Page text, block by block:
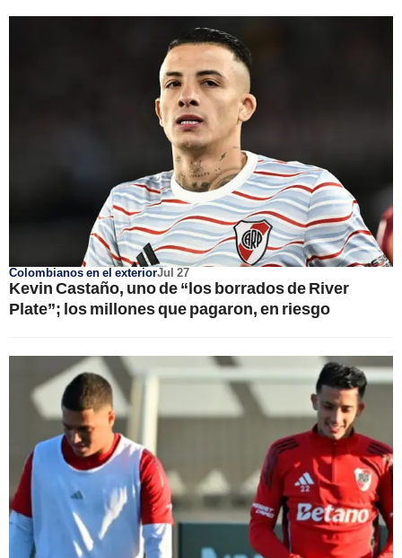
Colombianos en el exteriorJul 27
Kevin Castaño, uno de “los borrados de River
Plate”; los millones que pagaron, en riesgo